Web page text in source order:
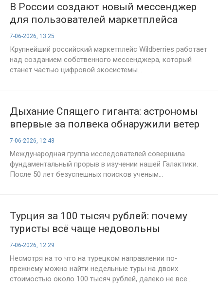
В России создают новый мессенджер
для пользователей маркетплейса
7-06-2026, 13:25
Крупнейший российский маркетплейс Wildberries работает
над созданием собственного мессенджера, который
станет частью цифровой экосистемы...
Дыхание Спящего гиганта: астрономы
впервые за полвека обнаружили ветер
из черной дыры в центре Млечного
Пути
7-06-2026, 12:43
Международная группа исследователей совершила
фундаментальный прорыв в изучении нашей Галактики.
После 50 лет безуспешных поисков ученым...
Турция за 100 тысяч рублей: почему
туристы всё чаще недовольны
бюджетными отелями
7-06-2026, 12:29
Несмотря на то что на турецком направлении по-
прежнему можно найти недельные туры на двоих
стоимостью около 100 тысяч рублей, далеко не все...